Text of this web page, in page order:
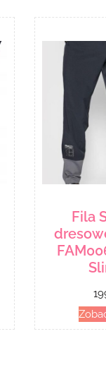
Fila